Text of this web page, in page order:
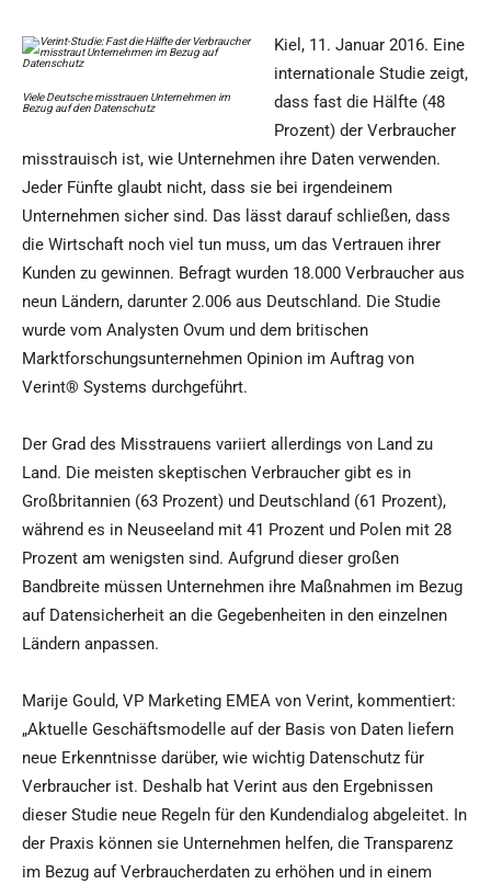
Viele Deutsche misstrauen Unternehmen im
Bezug auf den Datenschutz
Kiel, 11. Januar 2016. Eine
internationale Studie zeigt,
dass fast die Hälfte (48
Prozent) der Verbraucher
misstrauisch ist, wie Unternehmen ihre Daten verwenden.
Jeder Fünfte glaubt nicht, dass sie bei irgendeinem
Unternehmen sicher sind. Das lässt darauf schließen, dass
die Wirtschaft noch viel tun muss, um das Vertrauen ihrer
Kunden zu gewinnen. Befragt wurden 18.000 Verbraucher aus
neun Ländern, darunter 2.006 aus Deutschland. Die Studie
wurde vom Analysten Ovum und dem britischen
Marktforschungsunternehmen Opinion im Auftrag von
Verint® Systems durchgeführt.
Der Grad des Misstrauens variiert allerdings von Land zu
Land. Die meisten skeptischen Verbraucher gibt es in
Großbritannien (63 Prozent) und Deutschland (61 Prozent),
während es in Neuseeland mit 41 Prozent und Polen mit 28
Prozent am wenigsten sind. Aufgrund dieser großen
Bandbreite müssen Unternehmen ihre Maßnahmen im Bezug
auf Datensicherheit an die Gegebenheiten in den einzelnen
Ländern anpassen.
Marije Gould, VP Marketing EMEA von Verint, kommentiert:
„Aktuelle Geschäftsmodelle auf der Basis von Daten liefern
neue Erkenntnisse darüber, wie wichtig Datenschutz für
Verbraucher ist. Deshalb hat Verint aus den Ergebnissen
dieser Studie neue Regeln für den Kundendialog abgeleitet. In
der Praxis können sie Unternehmen helfen, die Transparenz
im Bezug auf Verbraucherdaten zu erhöhen und in einem